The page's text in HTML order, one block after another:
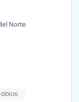
Norte